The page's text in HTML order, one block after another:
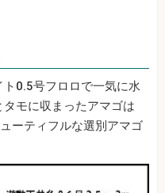
0.5号フロロで一気に水
モに収まったアマゴは
ーティフルな選別アマゴ